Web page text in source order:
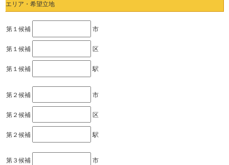
エリア・希望立地
第１候補 市
第１候補 区
第１候補 駅
第２候補 市
第２候補 区
第２候補 駅
第３候補 市